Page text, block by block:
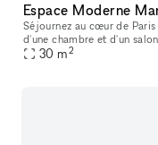
Espace Moderne
Séjournez au cœur de
d'une chambre et d'un
architecte de renom, situé
30 m2